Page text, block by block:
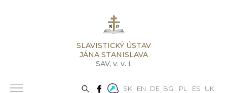
SLAVISTICKÝ ÚSTAV
JÁNA STANISLAVA
SAV, v. v. i.
UK
ES
PL
BG
DE
EN
SK